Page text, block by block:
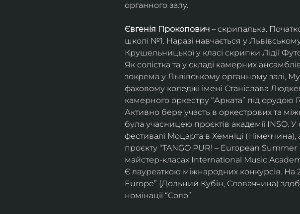
органного залу.
Євгенія Прокопович – скрипалька.
школі №1. Наразі навчається у
Крушельницької у класі скрипки Лідії
Як солістка та у складі камерних
зокрема у Львівському органному залі,
фаховому коледжі імені Станіслава
камерного оркестру “Арката” під орудою
Активно бере участь в оркестрових та
була учасницею проєктів академії INSO.
фестивалі Моцарта в Хемніці
проєкту “TANGO PUR! – European
майстер-класах International Music
Є лауреаткою міжнародних конкурсів.
Europe” (Дольний Кубін, Словаччина)
номінації “Соло”.